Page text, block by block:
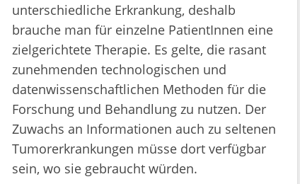
unterschiedliche Erkrankung, deshalb
brauche man für einzelne PatientInnen eine
zielgerichtete Therapie. Es gelte, die rasant
zunehmenden technologischen und
datenwissenschaftlichen Methoden für die
Forschung und Behandlung zu nutzen. Der
Zuwachs an Informationen auch zu seltenen
Tumorerkrankungen müsse dort verfügbar
sein, wo sie gebraucht würden.